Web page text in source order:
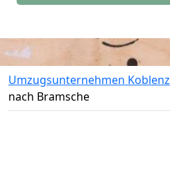
Umzugsunternehmen Koblenz
nach Bramsche